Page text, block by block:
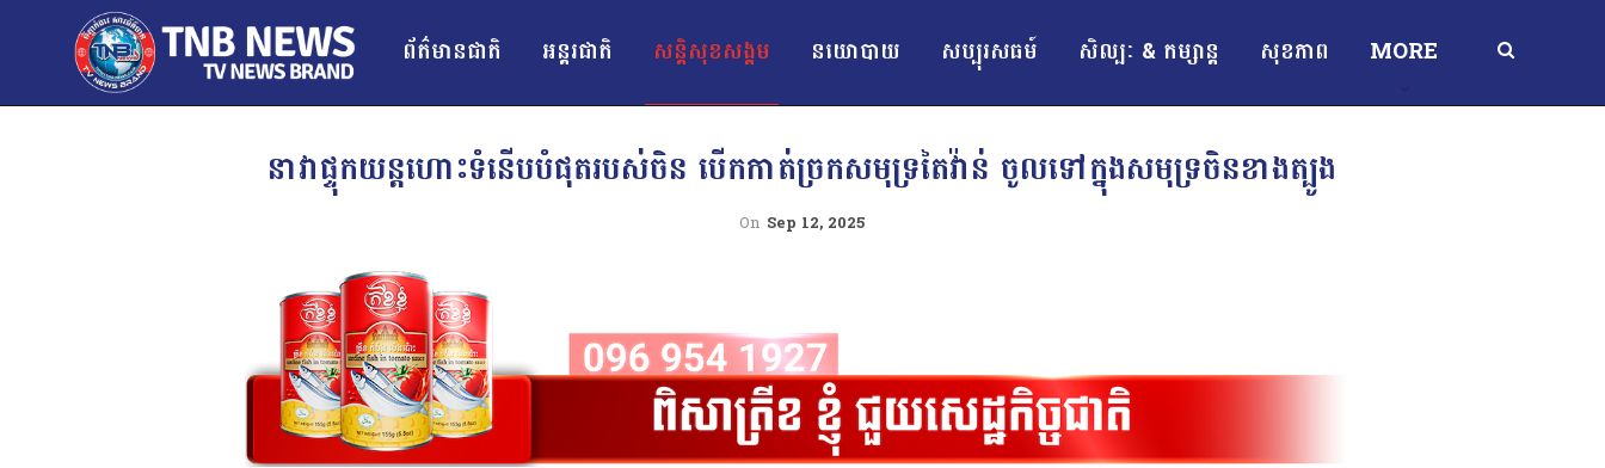
ព័ត៌មានជាតិ អន្ដរជាតិ សន្តិសុខសង្គម នយោបាយ សប្បុរសធម៍ សិល្បៈ & កម្សាន្ត សុខភាព MORE
នាវាផ្ទុកយន្តហោះទំនើបបំផុតរបស់ចិន បើកកាត់ច្រកសមុទ្រតៃវ៉ាន់ ចូលទៅក្នុងសមុទ្រចិនខាងត្បូង
On Sep 12, 2025